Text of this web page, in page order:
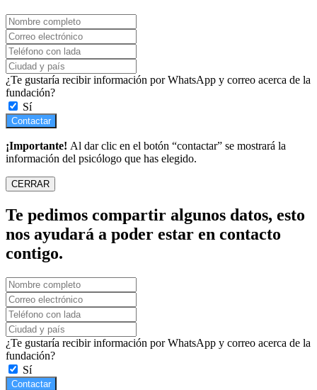
¿Te gustaría recibir información por WhatsApp y correo acerca de la
fundación?
Sí
Contactar
¡Importante! Al dar clic en el botón “contactar” se mostrará la
información del psicólogo que has elegido.
CERRAR
Te pedimos compartir algunos datos, esto
nos ayudará a poder estar en contacto
contigo.
¿Te gustaría recibir información por WhatsApp y correo acerca de la
fundación?
Sí
Contactar